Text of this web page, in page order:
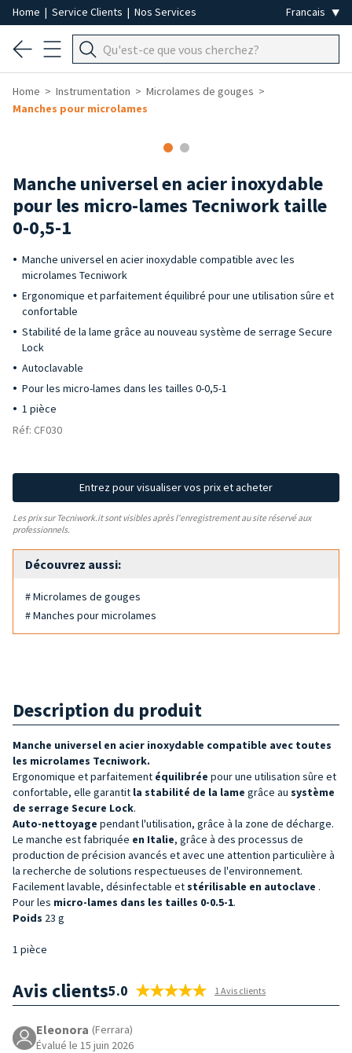
Home | Service Clients | Nos Services
Home Instrumentation
Microlames de gouges
Manches pour microlames
Manche universel en acier inoxydable
pour les micro-lames Tecniwork taille
0-0,5-1
Manche universel en acier inoxydable compatible avec les
microlames Tecniwork
Ergonomique et parfaitement équilibré pour une utilisation sûre et
confortable
Stabilité de la lame grâce au nouveau système de serrage Secure
Lock
Autoclavable
Pour les micro-lames dans les tailles 0-0,5-1
1 pièce
Réf: CF030
Entrez pour visualiser vos prix et acheter
Les prix sur Tecniwork.it sont visibles après l'enregistrement au site réservé aux
professionnels.
Découvrez aussi:
# Microlames de gouges
# Manches pour microlames
Description du produit
Manche universel en acier inoxydable compatible avec toutes
les microlames Tecniwork.
Ergonomique et parfaitement équilibrée pour une utilisation sûre et
confortable, elle garantit la stabilité de la lame grâce au système
de serrage Secure Lock.
Auto-nettoyage pendant l'utilisation, grâce à la zone de décharge.
Le manche est fabriquée en Italie, grâce à des processus de
production de précision avancés et avec une attention particulière à
la recherche de solutions respectueuses de l'environnement.
Facilement lavable, désinfectable etstérilisable en autoclave .
Pour les micro-lames dans les tailles 0-0.5-1.
Poids 23 g
1 pièce
Avis clients5.0 1 Avis clients
Eleonora (Ferrara)
Évalué le 15 juin 2026